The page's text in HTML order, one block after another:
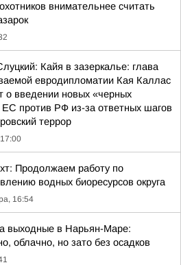
внимательнее считать
Кайя в зазеркалье: глава
евродипломатии Кая Каллас
о введении новых «черных
ЕС против РФ из-за ответных шагов
террор
Продолжаем работу по
водных биоресурсов округа
16:54
выходные в Нарьян-Маре:
облачно, но зато без осадков